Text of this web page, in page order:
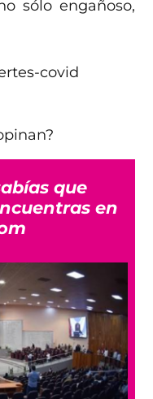
sólo engañoso,
que
en